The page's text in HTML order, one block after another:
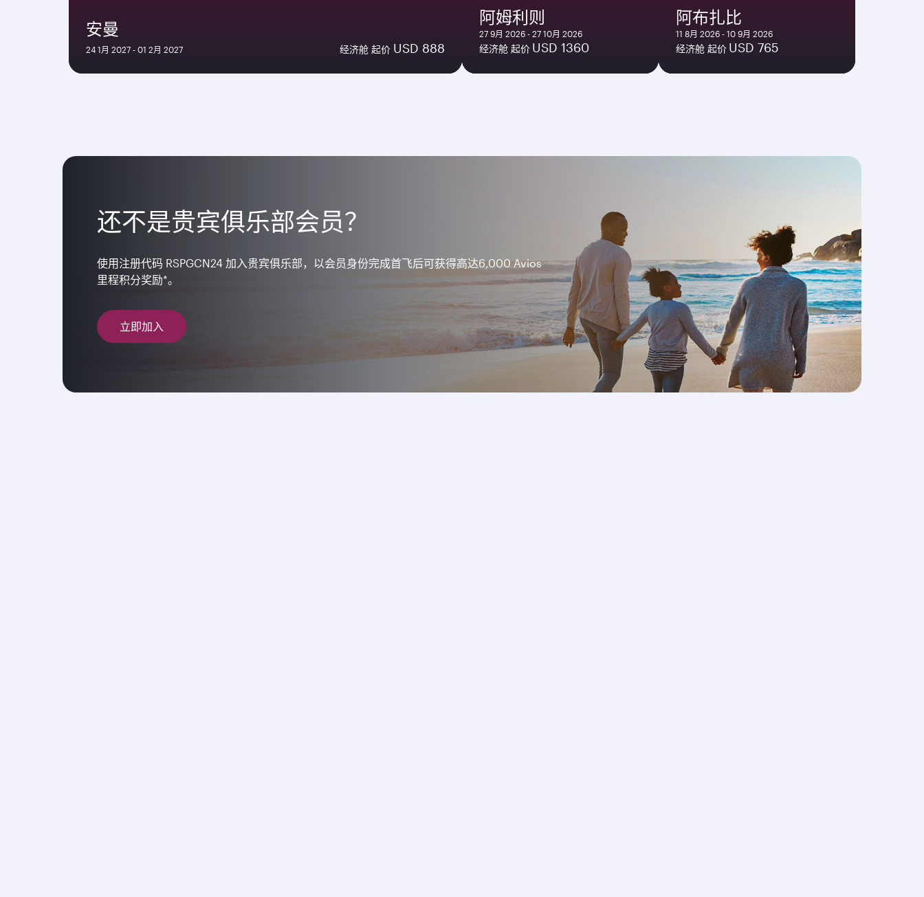
安曼
24 1月 2027 - 01 2月 2027 经济舱 起价 USD 888
阿姆利则
27 9月 2026 - 27 10月 2026
经济舱 起价 USD 1360
阿布扎比
11 8月 2026 - 10 9月 2026
经济舱 起价 USD 765
还不是贵宾俱乐部会员？
使用注册代码 RSPGCN24 加入贵宾俱乐部，以会员身份完成首飞后可获得高达6,000 Avios
里程积分奖励*。
立即加入